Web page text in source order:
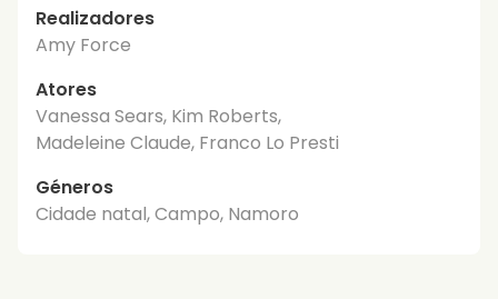
Realizadores
Amy Force
Atores
Vanessa Sears, Kim Roberts,
Madeleine Claude, Franco Lo Presti
Géneros
Cidade natal, Campo, Namoro